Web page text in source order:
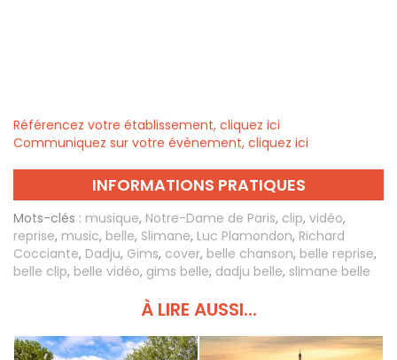
Référencez votre établissement, cliquez ici
Communiquez sur votre évènement, cliquez ici
INFORMATIONS PRATIQUES
Mots-clés : musique, Notre-Dame de Paris, clip, vidéo,
reprise, music, belle, Slimane, Luc Plamondon, Richard
Cocciante, Dadju, Gims, cover, belle chanson, belle reprise,
belle clip, belle vidéo, gims belle, dadju belle, slimane belle
À LIRE AUSSI...